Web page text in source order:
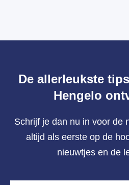
De allerleukste
Hengelo
Schrijf je dan nu in voor de
altijd als eerste op de
nieuwtjes en de